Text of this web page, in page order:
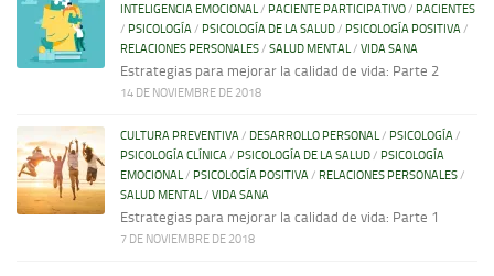
INTELIGENCIA EMOCIONAL/ PACIENTE PARTICIPATIVO/ PACIENTES
/ PSICOLOGÍA/ PSICOLOGÍA DE LA SALUD/ PSICOLOGÍA POSITIVA/
RELACIONES PERSONALES/ SALUD MENTAL/ VIDA SANA
Estrategias para mejorar la calidad de vida: Parte 2
14 DE NOVIEMBRE DE 2018
CULTURA PREVENTIVA/ DESARROLLO PERSONAL/ PSICOLOGÍA/
PSICOLOGÍA CLÍNICA/ PSICOLOGÍA DE LA SALUD/ PSICOLOGÍA
EMOCIONAL/ PSICOLOGÍA POSITIVA/ RELACIONES PERSONALES/
SALUD MENTAL/ VIDA SANA
Estrategias para mejorar la calidad de vida: Parte 1
7 DE NOVIEMBRE DE 2018